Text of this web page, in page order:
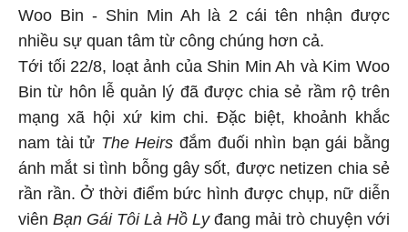
Woo Bin - Shin Min Ah là 2 cái tên nhận được
nhiều sự quan tâm từ công chúng hơn cả.
Tới tối 22/8, loạt ảnh của Shin Min Ah và Kim Woo
Bin từ hôn lễ quản lý đã được chia sẻ rầm rộ trên
mạng xã hội xứ kim chi. Đặc biệt, khoảnh khắc
nam tài tử The Heirs đắm đuối nhìn bạn gái bằng
ánh mắt si tình bỗng gây sốt, được netizen chia sẻ
rần rần. Ở thời điểm bức hình được chụp, nữ diễn
viên Bạn Gái Tôi Là Hồ Lyđang mải trò chuyện với